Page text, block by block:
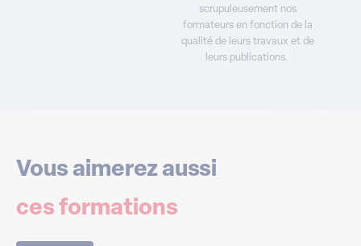
scrupuleusement nos
formateurs en fonction de la
qualité de leurs travaux et de
leurs publications.
Vous aimerez aussi
ces formations